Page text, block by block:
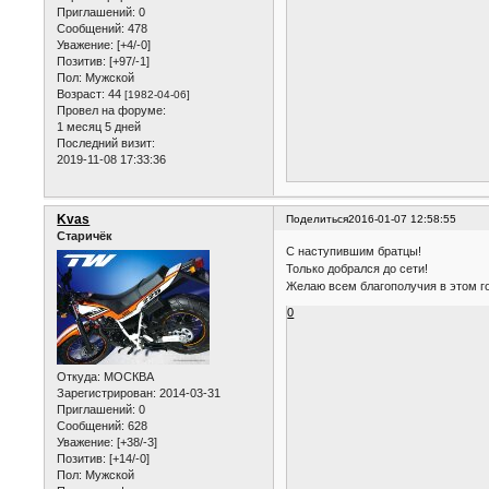
Приглашений: 0
Сообщений: 478
Уважение: [+4/-0]
Позитив: [+97/-1]
Пол: Мужской
Возраст: 44[1982-04-06]
Провел на форуме:
1 месяц 5 дней
Последний визит:
2019-11-08 17:33:36
Поделиться2016-01-07 12:58:55
Kvas
Старичёк
Откуда: МОСКВА
Зарегистрирован: 2014-03-31
Приглашений: 0
Сообщений: 628
Уважение: [+38/-3]
Позитив: [+14/-0]
Пол: Мужской
С наступившим братцы!
Только добрался до сети!
Желаю всем благополучия в этом
0